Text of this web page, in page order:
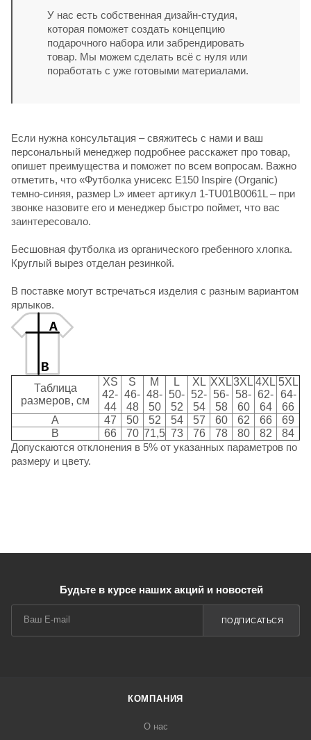
У нас есть собственная дизайн-студия,
которая поможет создать концепцию
подарочного набора или забрендировать
товар. Мы можем сделать всё с нуля или
поработать с уже готовыми материалами.
Если нужна консультация – свяжитесь с нами и ваш
персональный менеджер подробнее расскажет про товар,
опишет преимущества и поможет по всем вопросам. Важно
отметить, что «Футболка унисекс E150 Inspire (Organic)
темно-синяя, размер L» имеет артикул 1-TU01B0061L – при
звонке назовите его и менеджер быстро поймет, что вас
заинтересовало.
Бесшовная футболка из органического гребенного хлопка.
Круглый вырез отделан резинкой.
В поставке могут встречаться изделия с разным вариантом
ярлыков.
Таблица
размеров, см
XS
42-
44
S
46-
48
M
48-
50
L
50-
52
XL
52-
54
XXL
56-
58
3XL
58-
60
4XL
62-
64
5XL
64-
66
A
47 50 52 54 57 60 62 66
69
B
66 70 71,5 73 76 78 80 82
84
Допускаются отклонения в 5% от указанных параметров по
размеру и цвету.
Будьте в курсе наших акций и новостей
ПОДПИСАТЬСЯ
КОМПАНИЯ
О нас